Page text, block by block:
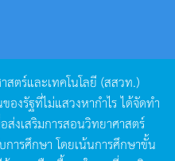
ตร์และเทคโนโลยี (สสวท.)
องรัฐที่ไม่แสวงหากำไรได้จัดทำ
ส่งเสริมการสอนวิทยาศาสตร์
การศึกษา โดยเน้นการศึกษาขั้น